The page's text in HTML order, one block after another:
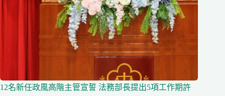
12名新任政風高階主管宣誓 法務部長提出5項工作期許